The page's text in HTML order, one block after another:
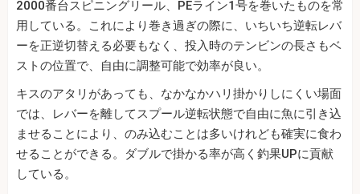
2000番台スピニングリール、PEライン1号を巻いたものを常
用している。これにより巻き過ぎの際に、いちいち逆転レバ
ーを正逆切替える必要もなく、投入時のテンビンの長さもベ
ストの位置で、自由に調整可能で効率が良い。
キスのアタリがあっても、なかなかハリ掛かりしにくい場面
では、レバーを離してスプール逆転状態で自由に魚に引き込
ませることにより、のみ込むことは多いけれども確実に食わ
せることができる。ダブルで掛かる率が高く釣果UPに貢献
している。